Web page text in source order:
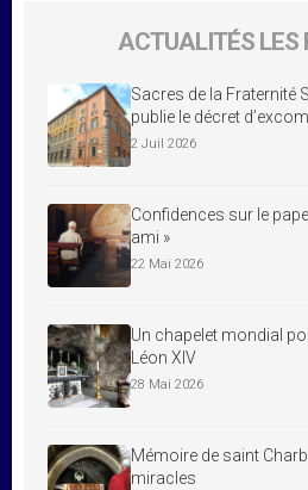
ACTUALITÉS LES
Sacres de la Fraternité
publie le décret
2 Juil 2026
Confidences sur le
ami »
22 Mai 2026
Un chapelet mondial
Léon XIV
28 Mai 2026
Mémoire de saint
miracles